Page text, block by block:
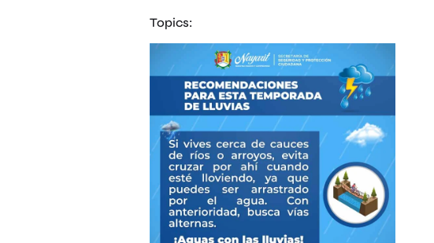
Topics: